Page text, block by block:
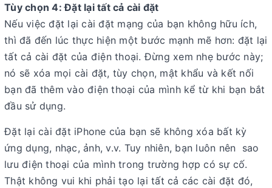
Tùy chọn 4: Đặt lại tất cả cài đặt
Nếu việc đặt lại cài đặt mạng của bạn không hữu ích,
thì đã đến lúc thực hiện một bước mạnh mẽ hơn: đặt lại
tất cả cài đặt của điện thoại. Đừng xem nhẹ bước này;
nó sẽ xóa mọi cài đặt, tùy chọn, mật khẩu và kết nối
bạn đã thêm vào điện thoại của mình kể từ khi bạn bắt
đầu sử dụng.
Đặt lại cài đặt iPhone của bạn sẽ không xóa bất kỳ
ứng dụng, nhạc, ảnh, v.v. Tuy nhiên, bạn luôn nên sao
lưu điện thoại của mình trong trường hợp có sự cố.
Thật không vui khi phải tạo lại tất cả các cài đặt đó,